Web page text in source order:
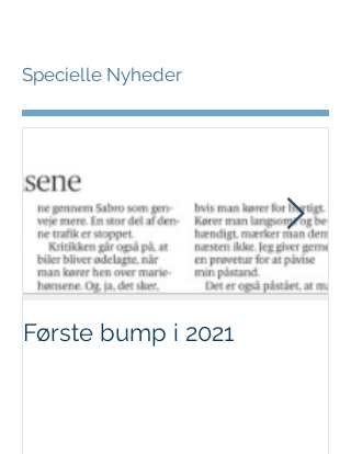
Specielle Nyheder
Første bump i 2021